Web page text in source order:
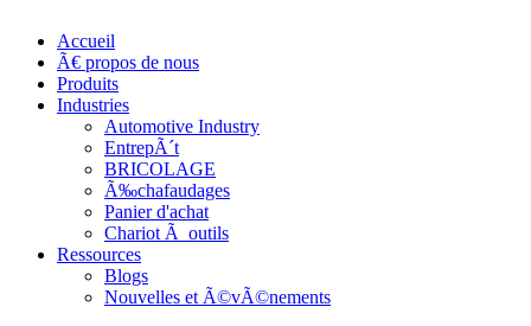
Accueil
Ã€ propos de nous
Produits
Industries
Automotive Industry
EntrepÃ´t
BRICOLAGE
Ã‰chafaudages
Panier d'achat
Chariot Ã outils
Ressources
Blogs
Nouvelles et Ã©vÃ©nements